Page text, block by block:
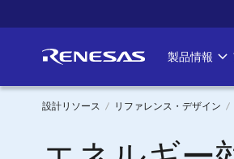
イ
ン
製品情報
パ
設計リソース リファレンス・デザイン